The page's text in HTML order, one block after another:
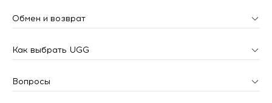
Обмен и возврат
Как выбрать UGG
Вопросы